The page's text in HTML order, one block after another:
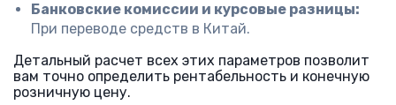
Банковские комиссии и курсовые разницы:
При переводе средств в Китай.
Детальный расчет всех этих параметров позволит
вам точно определить рентабельность и конечную
розничную цену.